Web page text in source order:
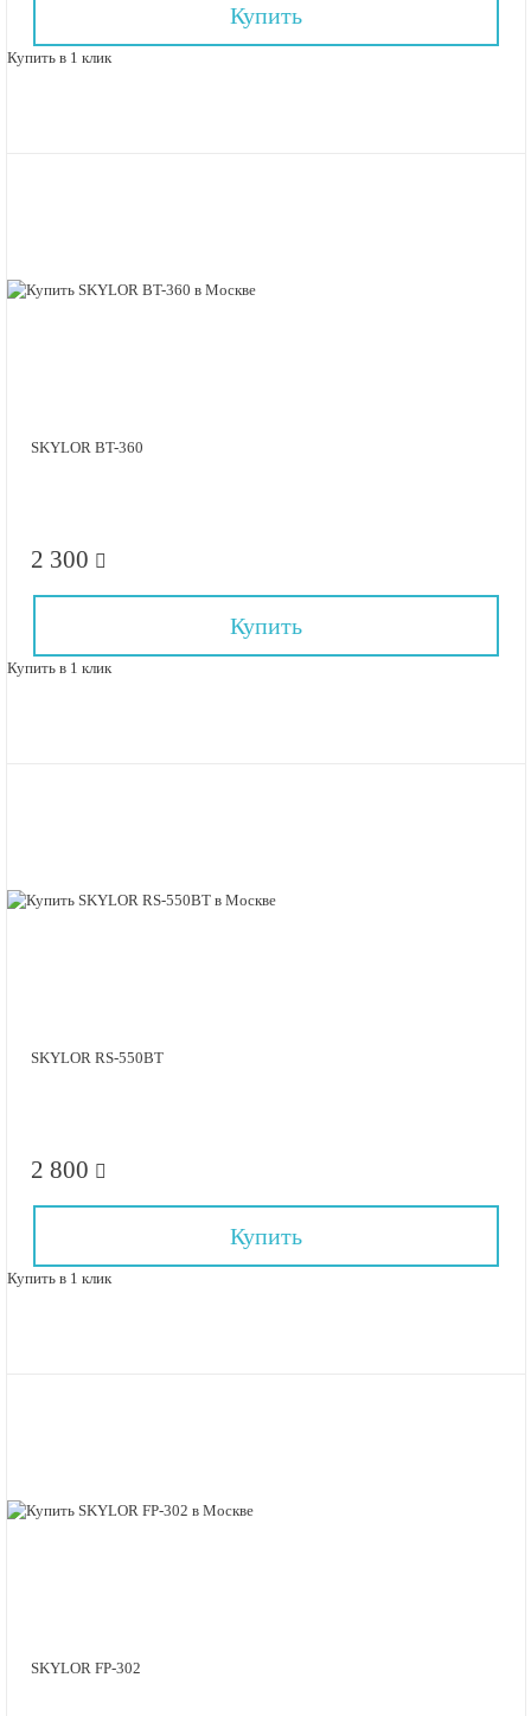
Купить
Купить в 1 клик
SKYLOR BT-360
2 300
Купить
Купить в 1 клик
SKYLOR RS-550BT
2 800
Купить
Купить в 1 клик
SKYLOR FP-302